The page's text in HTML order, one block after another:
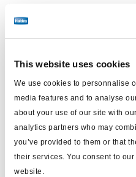
This website uses cookies
We use cookies to personnalise
media features and to analyse
about your use of our site with
analytics partners who may
you’ve provided to them or that
their services. You consent to
website.
Prix :
Spécifications
type
pour version